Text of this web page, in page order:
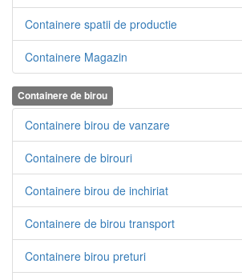
Containere spatii de productie
Containere Magazin
Containere de birou
Containere birou de vanzare
Containere de birouri
Containere birou de inchiriat
Containere de birou transport
Containere birou preturi